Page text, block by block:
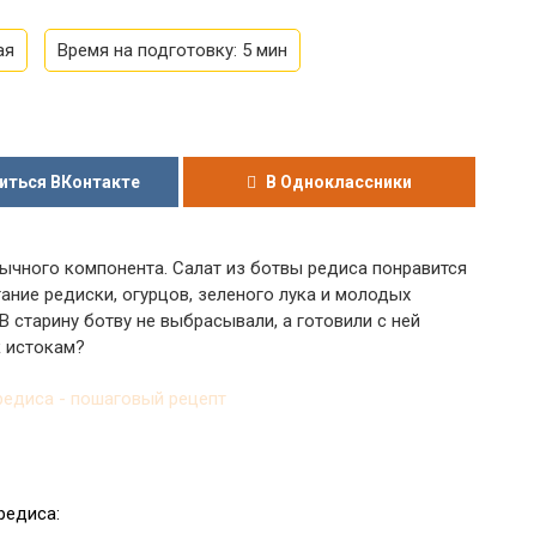
Время на подготовку: 5 мин
ВКонтакте В Одноклассники
компонента. Салат из ботвы редиса понравится
редиски, огурцов, зеленого лука и молодых
ботву не выбрасывали, а готовили с ней
истокам?